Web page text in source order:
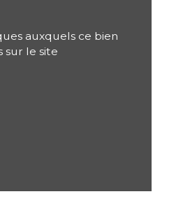
auxquels ce bien
sur le site